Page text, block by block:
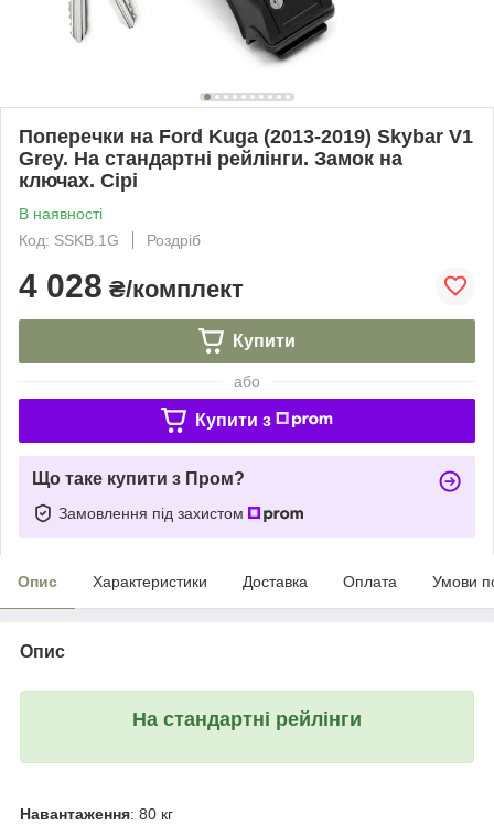
Поперечки на Ford Kuga (2013-2019) Skybar V1
Grey. На стандартні рейлінги. Замок на
ключах. Сірі
В наявності
Код: SSKB.1G
Роздріб
4 028 ₴/комплект
Купити
або
Купити з
Що таке купити з Пром?
Замовлення під захистом
Опис Характеристики Доставка Оплата Умови
Опис
На стандартні рейлінги
Навантаження: 80 кг